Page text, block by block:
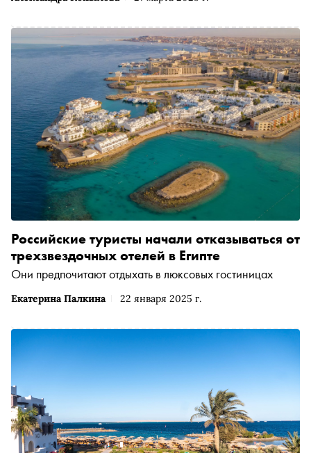
Екатерина Палкина 22 января 2025 г.
Российские туристы начали отказываться от
трехзвездочных отелей в Египте
Они предпочитают отдыхать в люксовых гостиницах